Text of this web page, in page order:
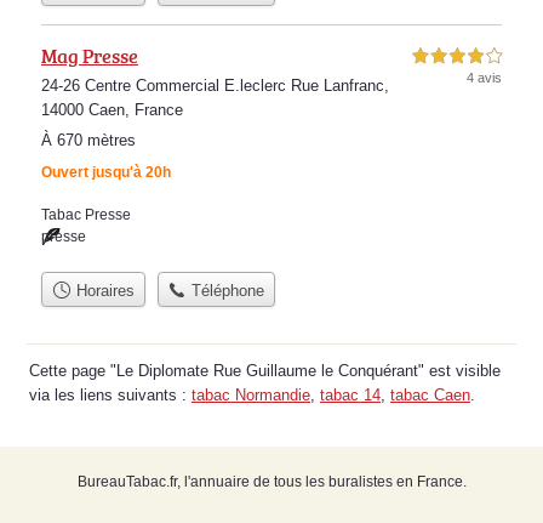
Mag Presse
24-26 Centre Commercial E.leclerc Rue Lanfranc,
14000 Caen, France
À 670 mètres
Ouvert jusqu'à 20h
4,0 étoiles sur 5
4 avis
Tabac Presse
presse
Horaires Téléphone
Cette page "Le Diplomate Rue Guillaume le Conquérant" est visible
via les liens suivants : tabac Normandie tabac 14 tabac Caen
BureauTabac.fr, l'annuaire de tous les buralistes en France.